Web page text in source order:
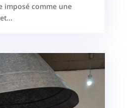
imposé comme une